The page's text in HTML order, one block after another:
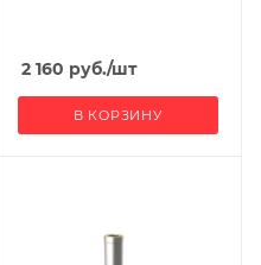
2 160 руб./шт
В КОРЗИНУ